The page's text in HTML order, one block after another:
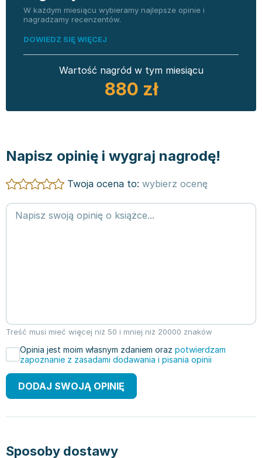
W każdym miesiącu wybieramy najlepsze opinie i
nagradzamy recenzentów.
DOWIEDZ SIĘ WIĘCEJ
Wartość nagród w tym miesiącu
880 zł
Napisz opinię i wygraj nagrodę!
Twoja ocena to: wybierz ocenę
Treść musi mieć więcej niż 50 i mniej niż 20000 znaków
Opinia jest moim własnym zdaniem oraz potwierdzam
zapoznanie z zasadami dodawania i pisania opinii
DODAJ SWOJĄ OPINIĘ
Sposoby dostawy